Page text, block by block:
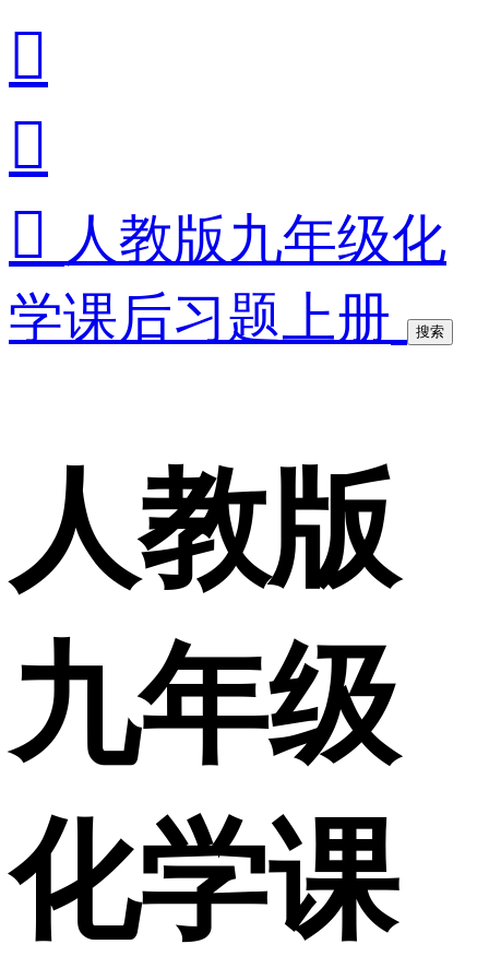


 人教版九年级化
学课后习题上册
搜索
人教版
九年级
化学课